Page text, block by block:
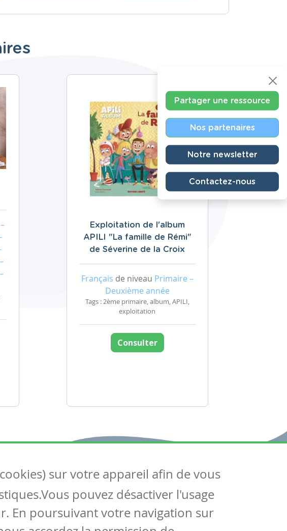
Exploitation de l'album
APILI "La famille de Rémi"
de Séverine de la Croix
Français de niveau Primaire –
Deuxième année
Tags : 2ème primaire, album, APILI,
exploitation
Consulter
Partager une ressource
Nos partenaires
Notre newsletter
Contactez-nous
Suivez-nous
Contactez-nous
Soutien scolaire
sur votre appareil afin de vous
pouvez désactiver l'usage
En poursuivant votre navigation sur